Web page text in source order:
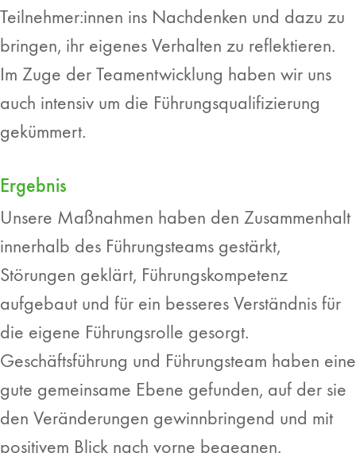
Teilnehmer:innen ins Nachdenken und dazu zu
bringen, ihr eigenes Verhalten zu reflektieren.
Im Zuge der Teamentwicklung haben wir uns
auch intensiv um die Führungsqualifizierung
gekümmert.
Ergebnis
Unsere Maßnahmen haben den Zusammenhalt
innerhalb des Führungsteams gestärkt,
Störungen geklärt, Führungskompetenz
aufgebaut und für ein besseres Verständnis für
die eigene Führungsrolle gesorgt.
Geschäftsführung und Führungsteam haben eine
gute gemeinsame Ebene gefunden, auf der sie
den Veränderungen gewinnbringend und mit
positivem Blick nach vorne begegnen.